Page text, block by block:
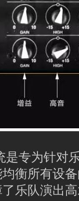
是专为针对
衡所有设
乐队演出